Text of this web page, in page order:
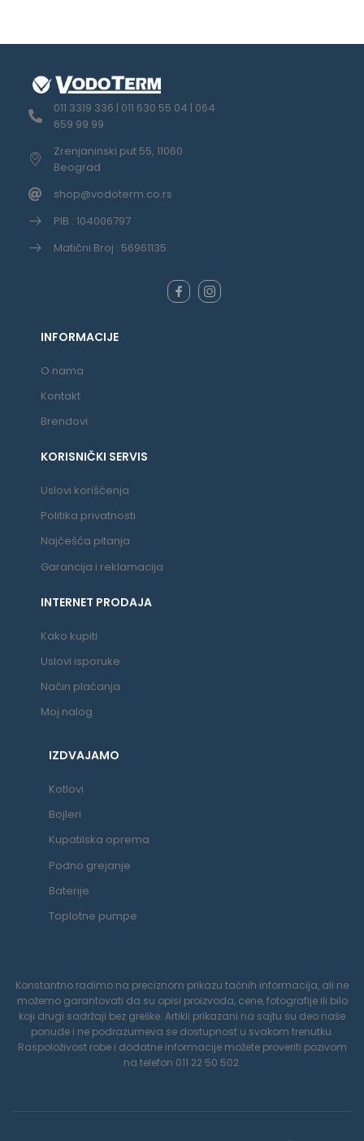
011 3319 336 | 011 630 55 04 | 064
659 99 99
Zrenjaninski put 55, 11060
Beograd
shop@vodoterm.co.rs
PIB : 104006797
Matični Broj : 56961135
INFORMACIJE
O nama
Kontakt
Brendovi
KORISNIČKI SERVIS
Uslovi korišćenja
Politika privatnosti
Najčešća pitanja
Garancija i reklamacija
INTERNET PRODAJA
Kako kupiti
Uslovi isporuke
Način plaćanja
Moj nalog
IZDVAJAMO
Kotlovi
Bojleri
Kupatilska oprema
Podno grejanje
Baterije
Toplotne pumpe
Konstantno radimo na preciznom prikazu tačnih informacija, ali ne
možemo garantovati da su opisi proizvoda, cene, fotografije ili bilo
koji drugi sadržaji bez greške. Artikli prikazani na sajtu su deo naše
ponude i ne podrazumeva se dostupnost u svakom trenutku.
Raspoloživost robe i dodatne informacije možete proveriti pozivom
na telefon 011 22 50 502.